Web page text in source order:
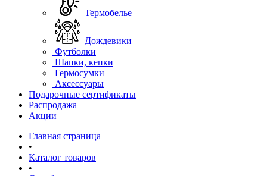
Термобелье
Дождевики
Футболки
Шапки, кепки
Гермосумки
Аксессуары
Подарочные сертификаты
Распродажа
Акции
Главная страница
•
Каталог товаров
•